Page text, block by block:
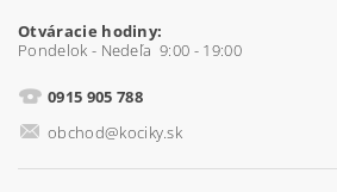
Otváracie hodiny:
Pondelok - Nedeľa 9:00 - 19:00
0915 905 788
obchod@kociky.sk